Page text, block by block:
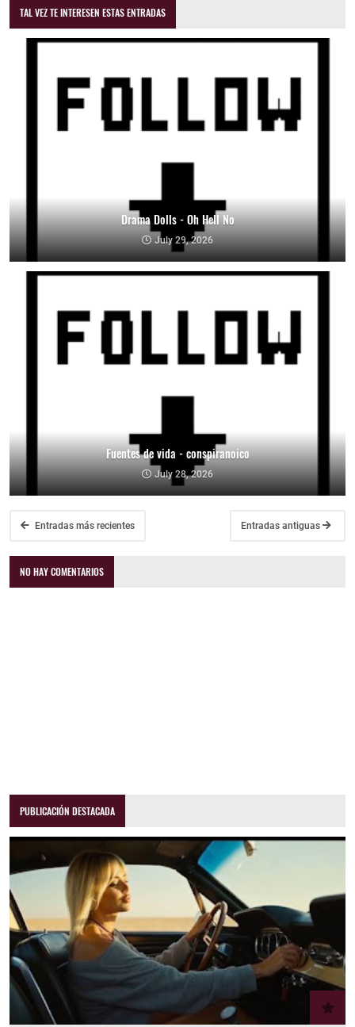
TAL VEZ TE INTERESEN ESTAS ENTRADAS
Drama Dolls - Oh Hell No
July 29, 2026
Fuentes de vida - conspiranoico
July 28, 2026
Entradas más recientes Entradas antiguas
NO HAY COMENTARIOS
PUBLICACIÓN DESTACADA